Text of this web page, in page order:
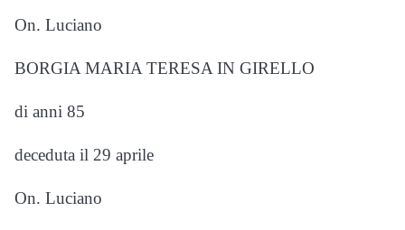
On. Luciano
BORGIA MARIA TERESA IN GIRELLO
di anni 85
deceduta il 29 aprile
On. Luciano